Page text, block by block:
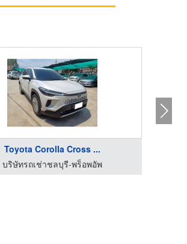
Toyota Corolla Cross ...
บริษัทรถเช่าชลบุรี-พร็อพอัพ